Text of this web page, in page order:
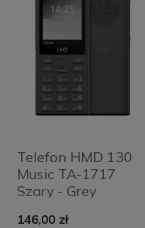
Telefon HMD 130
Music TA-1717
Szary - Grey
146,00 zł